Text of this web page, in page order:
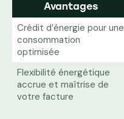
Avantages
Crédit d’énergie pour une
consommation
optimisée
Flexibilité énergétique
accrue et maîtrise de
votre facture